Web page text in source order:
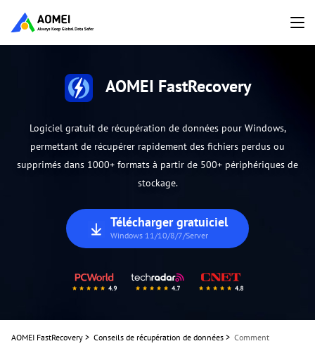
AOMEI FastRecovery
Logiciel gratuit de récupération de données pour Windows,
permettant de récupérer rapidement des fichiers perdus ou
supprimés dans 1000+ formats à partir de 500+ périphériques de
stockage.
Télécharger gratuiciel
Windows 11/10/8/7/Server
AOMEI FastRecovery > Conseils de récupération de données > Comment